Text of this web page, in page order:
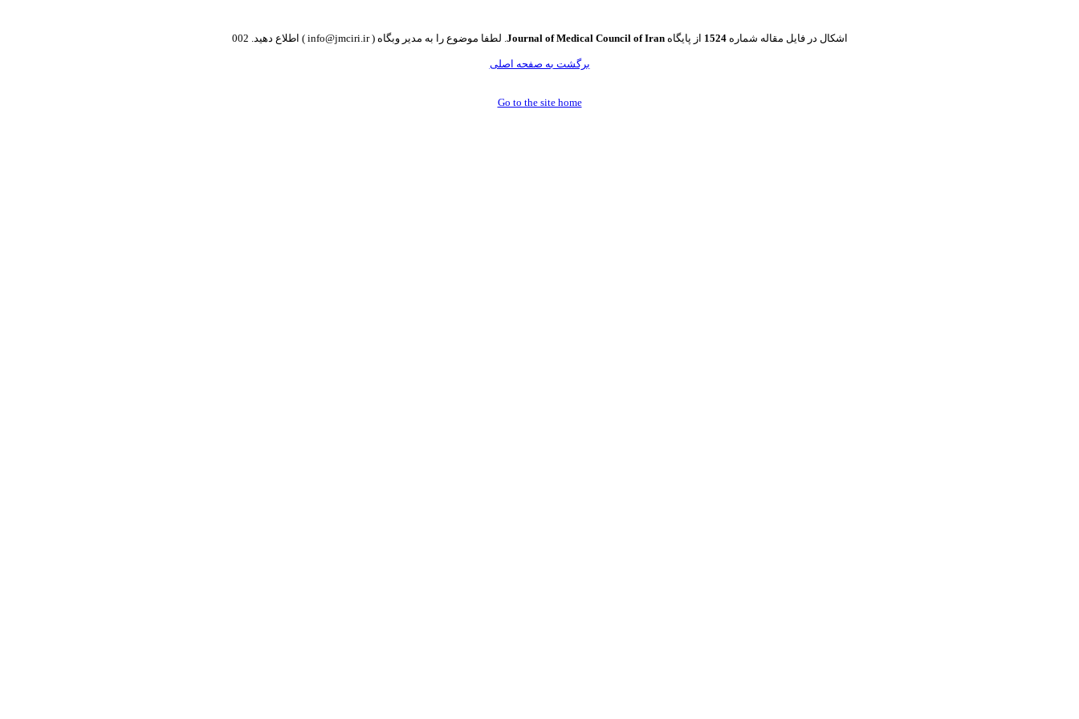
اشکال در فایل مقاله شماره 1524 از پایگاه Journal of Medical Council of Iran . لطفا موضوع را به مدیر وبگاه ( info@jmciri.ir ) اطلاع دهید. 002
برگشت به صفحه اصلی
Go to the site home